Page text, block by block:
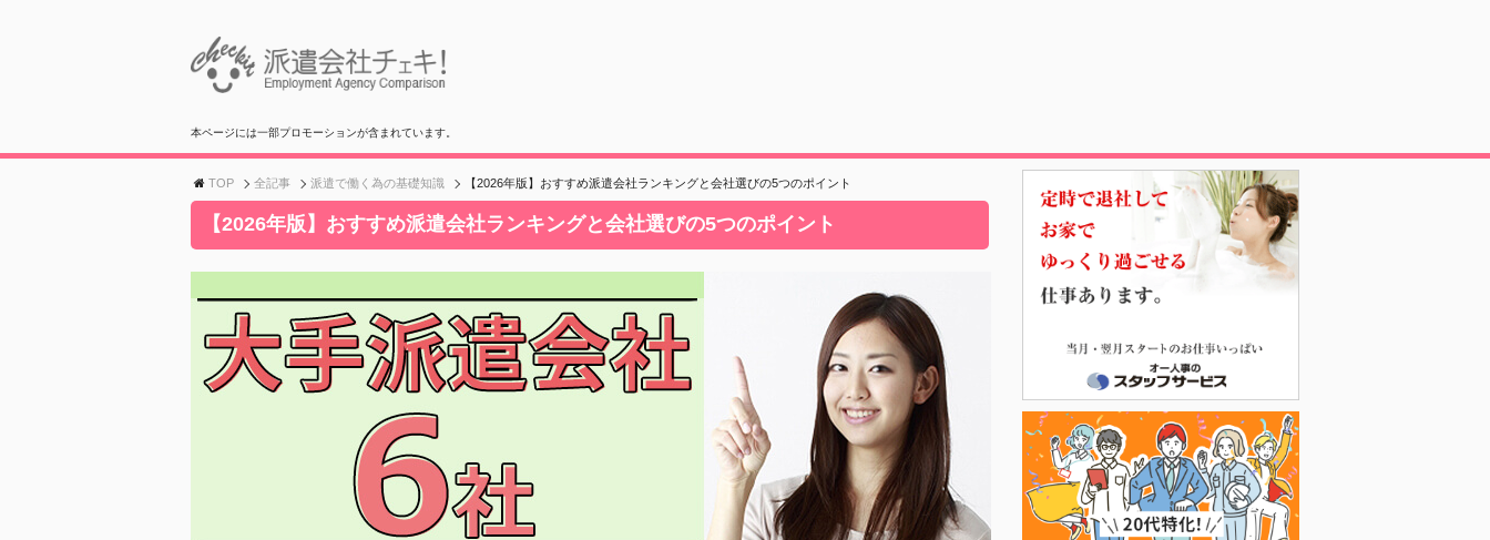
本ページには一部プロモーションが含まれています。
TOP 全記事 派遣で働く為の基礎知識 【2026年版】おすすめ派遣会社ランキングと会社選びの5つのポイント
【2026年版】おすすめ派遣会社ランキングと会社選びの5つのポイント